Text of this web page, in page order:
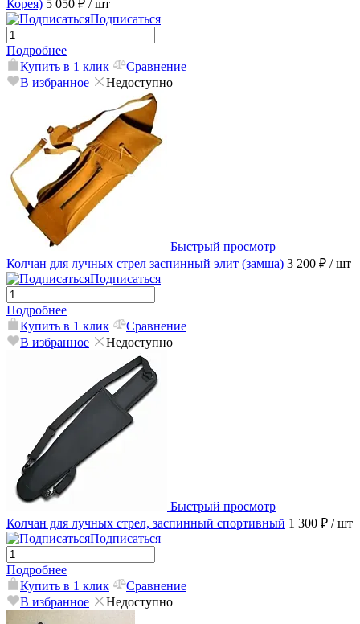
Корея) 5 050 ₽ / шт
Подписаться
Подробнее
Купить в 1 клик
Сравнение
В избранное
Недоступно
Быстрый просмотр
Колчан для лучных стрел заспинный элит (замша) 3 200 ₽ / шт
Подписаться
Подробнее
Купить в 1 клик
Сравнение
В избранное
Недоступно
Быстрый просмотр
Колчан для лучных стрел, заспинный спортивный 1 300 ₽ / шт
Подписаться
Подробнее
Купить в 1 клик
Сравнение
В избранное
Недоступно